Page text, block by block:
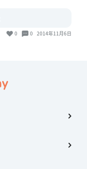
0 0 2014年11月6日